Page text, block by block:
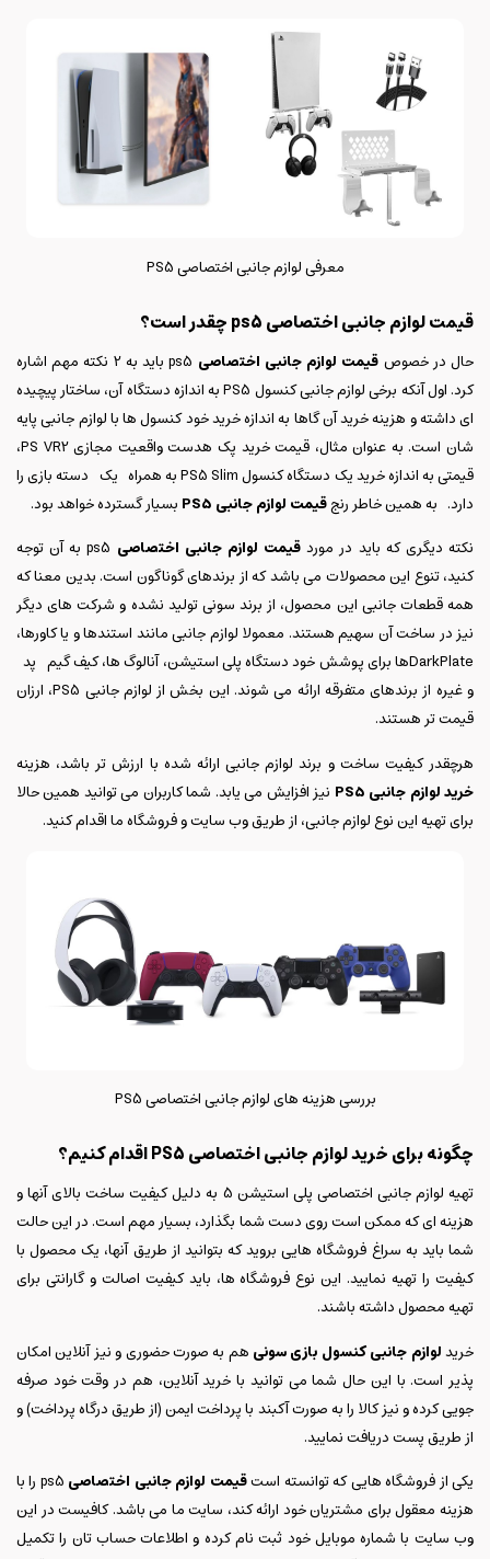
معرفی لوازم جانبی اختصاصی PS5
قیمت لوازم جانبی اختصاصی ps5 چقدر است؟
حال در خصوص قیمت لوازم جانبی اختصاصی
ps5 باید به 2 نکته مهم اشاره
کرد. اول آنکه برخی لوازم جانبی کنسول PS5 به اندازه دستگاه آن، ساختار پیچیده
ای داشته و هزینه خرید آن گاها به اندازه خرید خود کنسول ها با لوازم جانبی پایه
شان است. به عنوان مثال، قیمت خرید پک هدست واقعیت مجازی PS VR2،
قیمتی به اندازه خرید یک دستگاه کنسول PS5 Slim به همراه یک دسته بازی را
دارد. به همین خاطر رنجقیمت لوازم جانبی PS5 بسیار گسترده خواهد بود.
نکته دیگری که باید در مورد قیمت لوازم جانبی اختصاصی
ps5 به آن توجه
کنید، تنوع این محصولات می باشد که از برندهای گوناگون است. بدین معنا که
همه قطعات جانبی این محصول، از برند سونی تولید نشده و شرکت های دیگر
نیز در ساخت آن سهیم هستند. معمولا لوازم جانبی مانند استندها و یا کاورها،
DarkPlateها برای پوشش خود دستگاه پلی استیشن، آنالوگ ها، کیف گیم پد
و غیره از برندهای متفرقه ارائه می شوند. این بخش از لوازم جانبی PS5، ارزان
قیمت تر هستند.
هرچقدر کیفیت ساخت و برند لوازم جانبی ارائه شده با ارزش تر باشد، هزینه
خرید لوازم جانبی PS5 نیز افزایش می یابد. شما کاربران می توانید همین حالا
برای تهیه این نوع لوازم جانبی، از طریق وب سایت و فروشگاه ما اقدام کنید.
بررسی هزینه های لوازم جانبی اختصاصی PS5
چگونه برای خرید لوازم جانبی اختصاصی PS5 اقدام کنیم؟
تهیه لوازم جانبی اختصاصی پلی استیشن 5 به دلیل کیفیت ساخت بالای آنها و
هزینه ای که ممکن است روی دست شما بگذارد، بسیار مهم است. در این حالت
شما باید به سراغ فروشگاه هایی بروید که بتوانید از طریق آنها، یک محصول با
کیفیت را تهیه نمایید. این نوع فروشگاه ها، باید کیفیت اصالت و گارانتی برای
تهیه محصول داشته باشند.
خریدلوازم جانبی کنسول بازی سونی هم به صورت حضوری و نیز آنلاین امکان
پذیر است. با این حال شما می توانید با خرید آنلاین، هم در وقت خود صرفه
جویی کرده و نیز کالا را به صورت آکبند با پرداخت ایمن (از طریق درگاه پرداخت) و
از طریق پست دریافت نمایید.
یکی از فروشگاه هایی که توانسته استقیمت لوازم جانبی اختصاصی
ps5 را با
هزینه معقول برای مشتریان خود ارائه کند، سایت ما می باشد. کافیست در این
وب سایت با شماره موبایل خود ثبت نام کرده و اطلاعات حساب تان را تکمیل